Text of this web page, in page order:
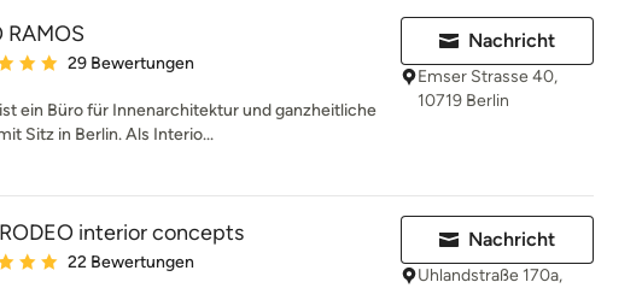
RAMOS
Bewertung: 5 von 5 Sternen
29 Bewertungen
ein Büro für Innenarchitektur und ganzheitliche
Sitz in Berlin. Als Interio...
Nachricht
Emser Strasse 40,
10719 Berlin
interior concepts
Bewertung: 5 von 5 Sternen
22 Bewertungen
Nachricht
Uhlandstraße 170a,